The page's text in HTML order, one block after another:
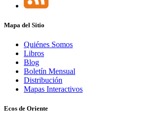
Mapa del Sitio
Quiénes Somos
Libros
Blog
Boletín Mensual
Distribución
Mapas Interactivos
Ecos de Oriente